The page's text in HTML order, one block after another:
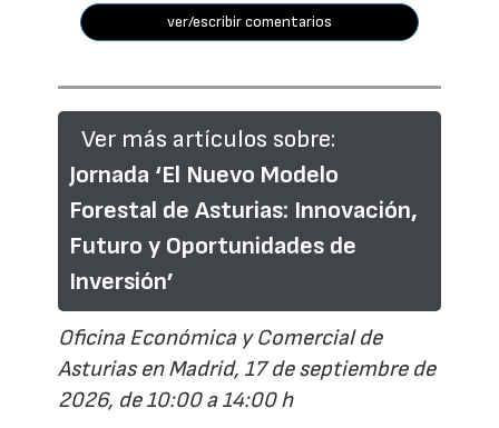
ver/escribir comentarios
Ver más artículos sobre:
Jornada ‘El Nuevo Modelo
Forestal de Asturias: Innovación,
Futuro y Oportunidades de
Inversión’
Oficina Económica y Comercial de
Asturias en Madrid, 17 de septiembre de
2026, de 10:00 a 14:00 h